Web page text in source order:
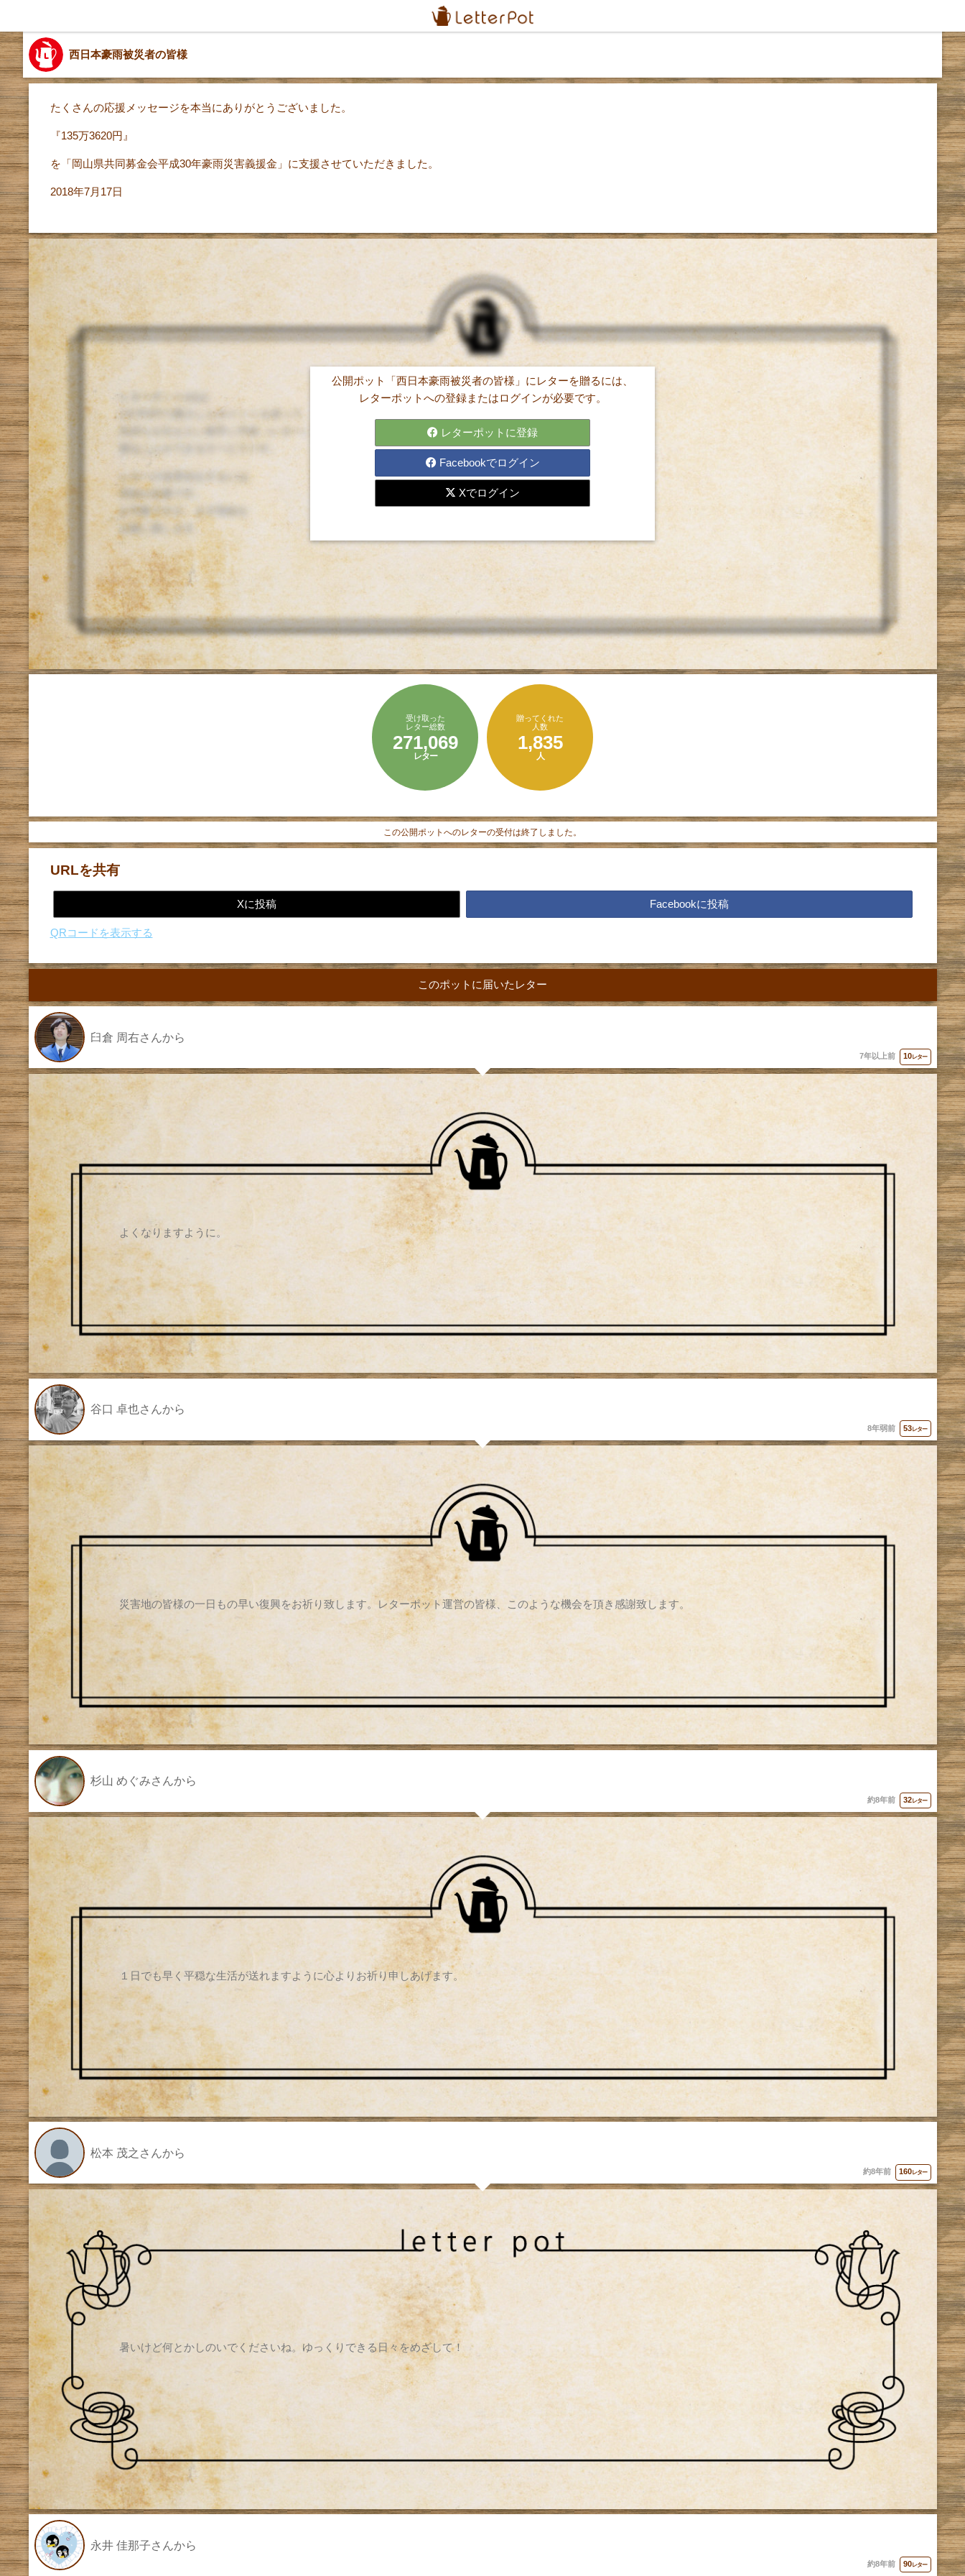
西日本豪雨被災者の皆様
たくさんの応援メッセージを本当にありがとうございました。
『135万3620円』
を「岡山県共同募金会平成30年豪雨災害義援金」に支援させていただきました。
2018年7月17日
レターポット(α)は、
1文字5円で購入したポイントを使って、
気持ちを伝えたい相手に手紙（レター）を
贈ることができるサービスです。
レターの送受信をするには、
登録が必要です。
お手数ですが、まず登録を
お願い致します。
公開ポット「西日本豪雨被災者の皆様」にレターを贈るには、
レターポットへの登録またはログインが必要です。
レターポットに登録
Facebookでログイン
Xでログイン
受け取った
レター総数
271,069
レター
贈ってくれた
人数
1,835
人
この公開ポットへのレターの受付は終了しました。
URLを共有
Xに投稿 Facebookに投稿
QRコードを表示する
このポットに届いたレター
臼倉 周右さんから
7年以上前 10レター
よくなりますように。
谷口 卓也さんから
8年弱前 53レター
災害地の皆様の一日もの早い復興をお祈り致します。レターポット運営の皆様、このような機会を頂き感謝致します。
杉山 めぐみさんから
約8年前 32レター
１日でも早く平穏な生活が送れますように心よりお祈り申しあげます。
松本 茂之さんから
約8年前 160レター
暑いけど何とかしのいでくださいね。ゆっくりできる日々をめざして！
永井 佳那子さんから
約8年前 90レター